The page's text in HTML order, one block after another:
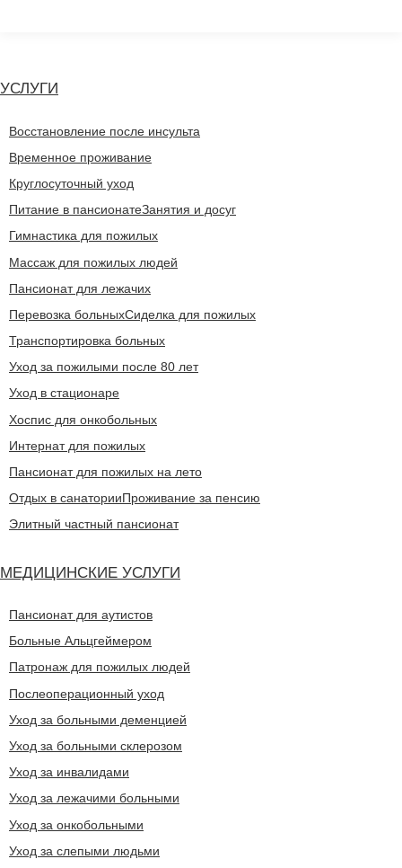
УСЛУГИ
Восстановление после инсульта
Временное проживание
Круглосуточный уход
Питание в пансионатеЗанятия и досуг
Гимнастика для пожилых
Массаж для пожилых людей
Пансионат для лежачих
Перевозка больныхСиделка для пожилых
Транспортировка больных
Уход за пожилыми после 80 лет
Уход в стационаре
Хоспис для онкобольных
Интернат для пожилых
Пансионат для пожилых на лето
Отдых в санаторииПроживание за пенсию
Элитный частный пансионат
МЕДИЦИНСКИЕ УСЛУГИ
Пансионат для аутистов
Больные Альцгеймером
Патронаж для пожилых людей
Послеоперационный уход
Уход за больными деменцией
Уход за больными склерозом
Уход за инвалидами
Уход за лежачими больными
Уход за онкобольными
Уход за слепыми людьми